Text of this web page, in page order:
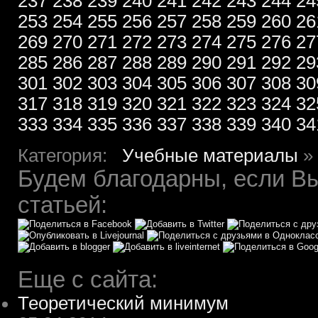
253 254 255 256 257 258 259 260
269 270 271 272 273 274 275 276
285 286 287 288 289 290 291 292
301 302 303 304 305 306 307 308
317 318 319 320 321 322 323 324
333 334 335 336 337 338 339 340
Категория: Учебные материалы »
Будем благодарны, если
статьей:
Еще с сайта:
Теоретический минимум